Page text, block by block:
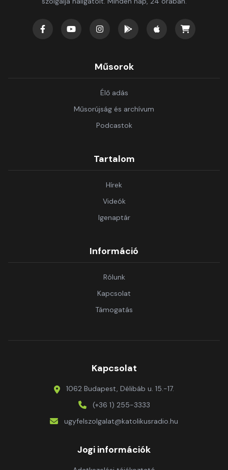
Műsorok
Élő adás
Műsorújság és archívum
Podcastok
Tartalom
Hírek
Videók
Igenaptár
Információ
Rólunk
Kapcsolat
Támogatás
Kapcsolat
1062 Budapest, Délibáb u. 15.-17.
(+36 1) 255-3333
ugyfelszolgalat@katolikusradio.hu
Jogi információk